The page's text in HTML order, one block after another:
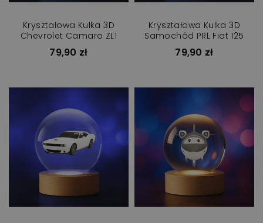
Kryształowa Kulka 3D
Chevrolet Camaro ZL1
79,90 zł
Kryształowa Kulka 3D
Samochód PRL Fiat 125
79,90 zł